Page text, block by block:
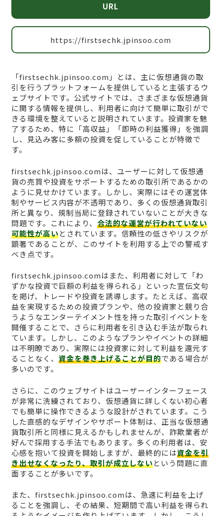
URL
https://firstsechk.jpinsoo.com
「firstsechk.jpinsoo.com」とは、主に仮想通貨の取
引を行うプラットフォームを提供していると主張するウ
ェブサイトです。公式サイトでは、さまざまな仮想通貨
に関する情報を提供し、利用者に向けて簡単に取引がで
きる環境を整えていると説明されています。投資家を魅
了するため、特に「高収益」「即時の利益獲得」を強調
し、見込み客に多額の投資を促していることが特徴で
す。
firstsechk.jpinsoo.comは、ユーザーに対して仮想通
貨の売買や投資をサポートするための取引所であるかの
ように見せかけています。しかし、実際にはその運営体
制やサービス内容が不透明であり、多くの仮想通貨取引
所と異なり、規制当局に登録されていないことが大きな
問題です。これにより、 合法的な運営が行われていない
可能性が高いとされています。信頼性の低さやリスクが
顕著であることが、このサイトを利用する上での警戒す
べき点です。
firstsechk.jpinsoo.comはまた、利用者に対して「わ
ずかな投資で巨額の利益を得られる」といった宣伝文句
を掲げ、トレードや投資を誘導します。たとえば、高収
益を実現するための投資プランや、他の投資家と競り合
うようなエンターテイメント性を持った取引イベントを
開催することで、さらに利用者を引き込む手法が取られ
ています。しかし、このようなプランやイベントの詳細
は不明瞭であり、実際には投資家に対して利益を還元す
ることなく、 資金を巻き上げることが目的である場合が
多いのです。
さらに、このウェブサイトはユーザーインターフェース
が非常に洗練されており、仮想通貨に詳しくない初心者
でも簡単に操作できるような設計がされています。こう
した直感的なデザインやサポート体制は、正当な仮想通
貨取引所と同様に見えるかもしれませんが、詐欺業者が
好んで採用する手法でもあります。多くの利用者は、安
心感を抱いて投資を開始しますが、最終的には資金を引
き出せなくなったり、取引が成立しないという問題に直
面することが多いです。
また、firstsechk.jpinsoo.comは、急速に利益を上げ
ることを強調し、その結果、短期間で高い利益を得られ